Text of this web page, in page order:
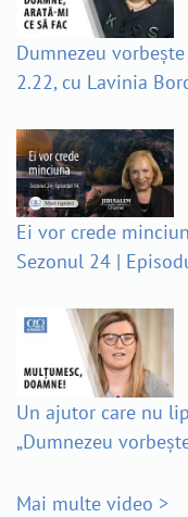
Dumnezeu
2.22, cu Lavinia
Ei vor crede
Sezonul 24 |
Un ajutor care nu
„Dumnezeu
Mai multe video >